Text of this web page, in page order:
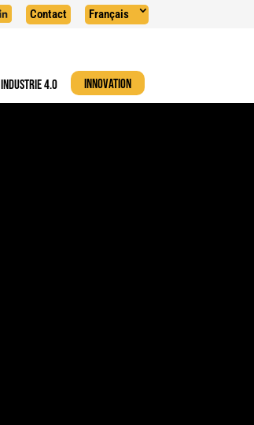
Contact Français
INDUSTRIE 4.0 INNOVATION